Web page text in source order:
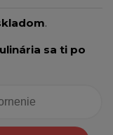
.
sa ti po